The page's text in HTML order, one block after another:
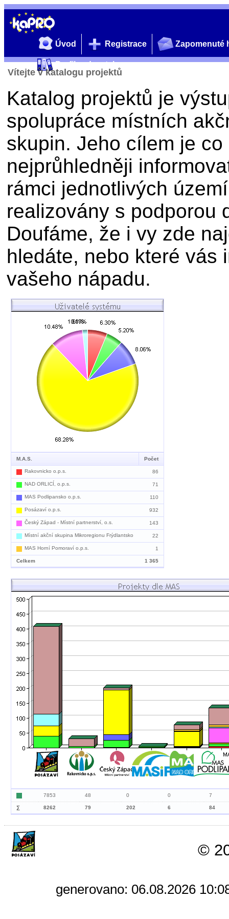
Úvod Registrace Zapomenuté
Profil zadavatele
Vítejte v katalogu projektů
Katalog projektů je
spolupráce místních
skupin. Jeho cílem je co
nejprůhledněji
rámci jednotlivých
realizovány s podporou
Doufáme, že i vy zde
hledáte, nebo které vás
vašeho nápadu.
M.A.S. Počet
Rakovnicko o.p.s. 86
NAD ORLICÍ, o.p.s. 71
MAS Podlipansko o.p.s. 110
Posázaví o.p.s. 932
Český Západ - Místní partnerství, o.s. 143
Místní akční skupina Mikroregionu Frýdlantsko 22
MAS Horní Pomoraví o.p.s. 1
Celkem 1 365
7853 48 0 0 7
∑ 8262 79 202 6 84
©
generovano: 06.08.2026